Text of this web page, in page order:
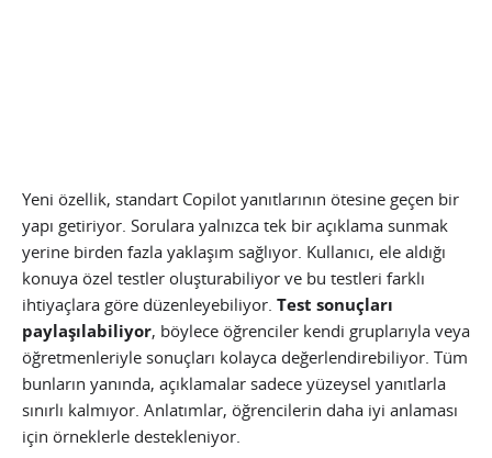
Yeni özellik, standart Copilot yanıtlarının ötesine geçen bir
yapı getiriyor. Sorulara yalnızca tek bir açıklama sunmak
yerine birden fazla yaklaşım sağlıyor. Kullanıcı, ele aldığı
konuya özel testler oluşturabiliyor ve bu testleri farklı
ihtiyaçlara göre düzenleyebiliyor. Test sonuçları
paylaşılabiliyor, böylece öğrenciler kendi gruplarıyla veya
öğretmenleriyle sonuçları kolayca değerlendirebiliyor. Tüm
bunların yanında, açıklamalar sadece yüzeysel yanıtlarla
sınırlı kalmıyor. Anlatımlar, öğrencilerin daha iyi anlaması
için örneklerle destekleniyor.